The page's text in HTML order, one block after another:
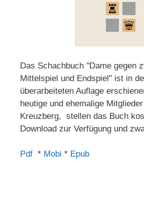
Das Schachbuch "Dame gegen
Mittelspiel und Endspiel" ist in
überarbeiteten Auflage
heutige und ehemalige
Kreuzberg, stellen das Buch
Download zur Verfügung und
Pdf * Mobi * Epub